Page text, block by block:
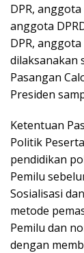
DPR,
anggota
DPR,
dilaksanakan
Pasangan
Presiden
Ketentuan
Politik
pendidikan
Pemilu
Sosialisasi
metode
Pemilu dan
dengan